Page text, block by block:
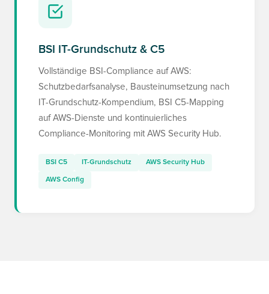
BSI IT-Grundschutz & C5
Vollständige BSI-Compliance auf AWS:
Schutzbedarfsanalyse, Bausteinumsetzung nach
IT-Grundschutz-Kompendium, BSI C5-Mapping
auf AWS-Dienste und kontinuierliches
Compliance-Monitoring mit AWS Security Hub.
BSI C5 IT-Grundschutz AWS Security Hub
AWS Config